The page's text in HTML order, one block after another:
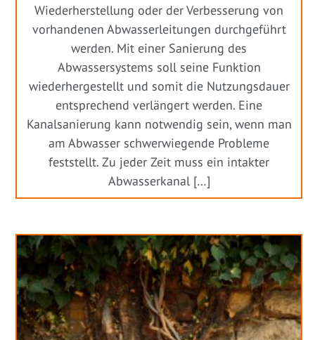
Wiederherstellung oder der Verbesserung von
vorhandenen Abwasserleitungen durchgeführt
werden. Mit einer Sanierung des
Abwassersystems soll seine Funktion
wiederhergestellt und somit die Nutzungsdauer
entsprechend verlängert werden. Eine
Kanalsanierung kann notwendig sein, wenn man
am Abwasser schwerwiegende Probleme
feststellt. Zu jeder Zeit muss ein intakter
Abwasserkanal […]